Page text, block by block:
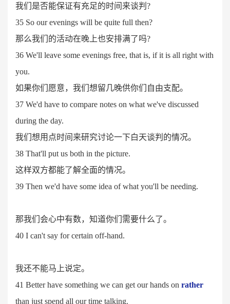
我们是否能保证有充足的时间来谈判 ?
35 So our evenings will be quite full then?
那么我们的活动在晚上也安排满了吗?
36 We'll leave some evenings free, that is, if it is all right with
you.
如果你们愿意，我们想留几晚供你们自由支配。
37 We'd have to compare notes on what we've discussed
during the day.
我们想用点时间来研究讨论一下白天谈判的情况。
38 That'll put us both in the picture.
这样双方都能了解全面的情况。
39 Then we'd have some idea of what you'll be needing.
那我们会心中有数，知道你们需要什么了。
40 I can't say for certain off-hand.
我还不能马上说定。
41 Better have something we can get our hands on rather
than just spend all our time talking.